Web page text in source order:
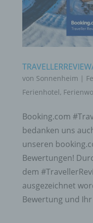
von Sonnenheim |
Ferienhotel,
Booking.com
bedanken uns
unseren
Bewertungen!
dem
ausgezeichnet
Bewertung und Ihr